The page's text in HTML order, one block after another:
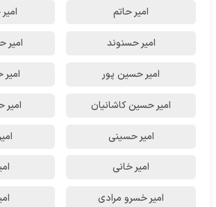
امیر حاتم
امیر حسنوند امیر
امیر حسین پور
امیر حسین کاشانیان
امیر حسینی
امیر خانی
امیر خسرو مرادی